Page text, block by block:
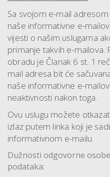
Sa svojom e-mail
naše informativne e-
vijesti o našim uslugama
primanje takvih e-mailova.
obradu je Članak 6 st. 1
mail adresa bit će
naše informativne e-
neaktivnosti nakon toga.
Ovu uslugu možete
izlaz putem linka koji je
informativnom e-mailu.
Dužnosti odgovorne
podataka: